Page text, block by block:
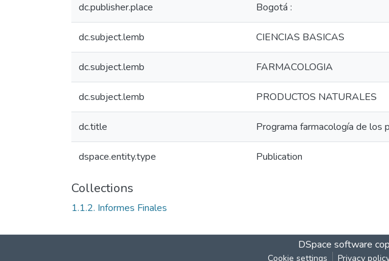
dc.publisher.place Bogotá :
dc.subject.lemb CIENCIAS BASICAS
dc.subject.lemb FARMACOLOGIA
dc.subject.lemb PRODUCTOS NATURALES
dc.title Programa farmacología de los
dspace.entity.type Publication
Collections
1.1.2. Informes Finales
DSpace software
Cookie settings Privacy